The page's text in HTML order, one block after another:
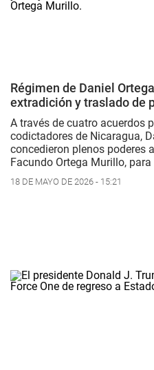
Régimen de Daniel
extradición y traslado de
A través de cuatro acuerdos
codictadores de Nicaragua,
concedieron plenos poderes
Facundo Ortega Murillo,
18 DE MAYO DE 2026 - 15:21